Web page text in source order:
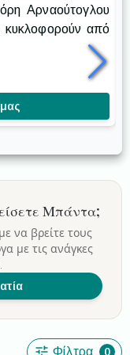
Αρναούτογλου
κυκλοφορούν από
Μπάντα;
να βρείτε τους
με τις ανάγκες
Φίλτρα 0